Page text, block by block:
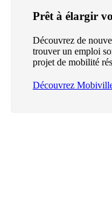
Prêt à élargir
Découvrez de
trouver un emploi
projet de mobilité
Découvrez